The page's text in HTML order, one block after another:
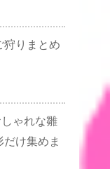
狩りまとめ
ゃれな雛
け集めま